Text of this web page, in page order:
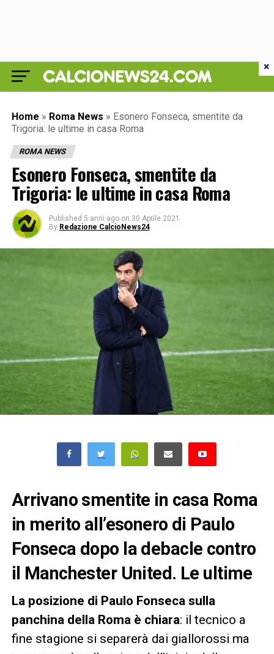
Home » Roma News » Esonero Fonseca, smentite da
Trigoria: le ultime in casa Roma
ROMA NEWS
Esonero Fonseca, smentite da
Trigoria: le ultime in casa Roma
Published 5 anni ago on 30 Aprile 2021
By Redazione CalcioNews24
Arrivano smentite in casa Roma
in merito all’esonero di Paulo
Fonseca dopo la debacle contro
il Manchester United. Le ultime
La posizione di Paulo Fonseca sulla
panchina della Roma è chiara: il tecnico a
fine stagione si separerà dai giallorossi ma
×